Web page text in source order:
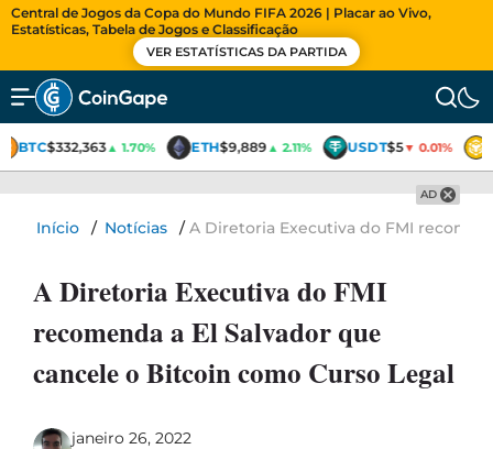
Central de Jogos da Copa do Mundo FIFA 2026 | Placar ao Vivo,
Estatísticas, Tabela de Jogos e Classificação
VER ESTATÍSTICAS DA PARTIDA
BTC$332,363▲ 1.70% ETH$9,889▲ 2.11% USDT$5▼ 0.01%
AD
Início / Notícias /A Diretoria Executiva do FMI
A Diretoria Executiva do FMI
recomenda a El Salvador que
cancele o Bitcoin como Curso Legal
janeiro 26, 2022